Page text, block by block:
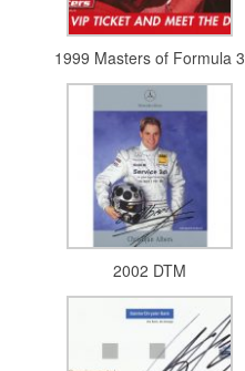
1999 Masters of Formula 3
2002 DTM